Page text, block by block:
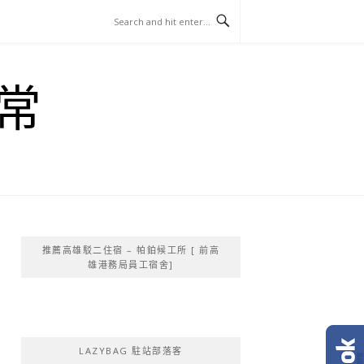
推薦高雄駁二住宿 – 帕鉑候工所 [ 前高
雄港務局員工宿舍]
LAZYBAG 駐站部落客